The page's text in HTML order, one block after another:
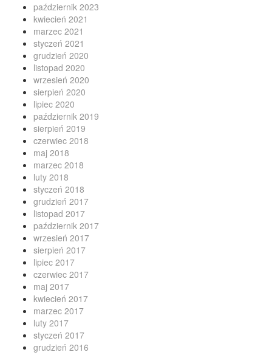
październik 2023
kwiecień 2021
marzec 2021
styczeń 2021
grudzień 2020
listopad 2020
wrzesień 2020
sierpień 2020
lipiec 2020
październik 2019
sierpień 2019
czerwiec 2018
maj 2018
marzec 2018
luty 2018
styczeń 2018
grudzień 2017
listopad 2017
październik 2017
wrzesień 2017
sierpień 2017
lipiec 2017
czerwiec 2017
maj 2017
kwiecień 2017
marzec 2017
luty 2017
styczeń 2017
grudzień 2016